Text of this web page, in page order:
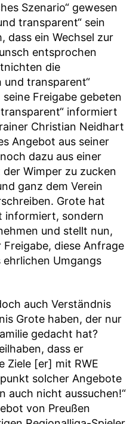
Szenario“ gewesen
transparent“ sein
dass ein Wechsel zur
entsprochen
die
und transparent“
Freigabe gebeten
informiert
Christian Neidhart
Angebot aus seiner
dazu aus einer
Wimper zu zucken
ganz dem Verein
Grote hat
informiert, sondern
und stellt nun,
diese Anfrage
Umgangs
auch Verständnis
Grote haben, der nur
gedacht hat?
dass er
Ziele [er] mit RWE
solcher Angebote
auch nicht aussuchen!“
von Preußen